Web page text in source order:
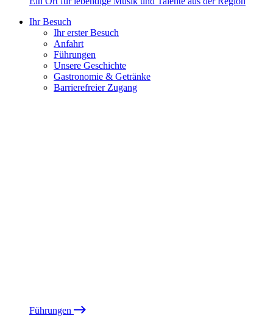
Ihr Besuch
Ihr erster Besuch
Anfahrt
Führungen
Unsere Geschichte
Gastronomie & Getränke
Barrierefreier Zugang
Führungen